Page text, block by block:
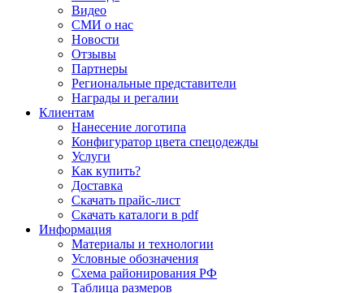
Видео
СМИ о нас
Новости
Отзывы
Партнеры
Региональные представители
Награды и регалии
Клиентам
Нанесение логотипа
Конфигуратор цвета спецодежды
Услуги
Как купить?
Доставка
Скачать прайс-лист
Скачать каталоги в pdf
Информация
Материалы и технологии
Условные обозначения
Схема районирования РФ
Таблица размеров